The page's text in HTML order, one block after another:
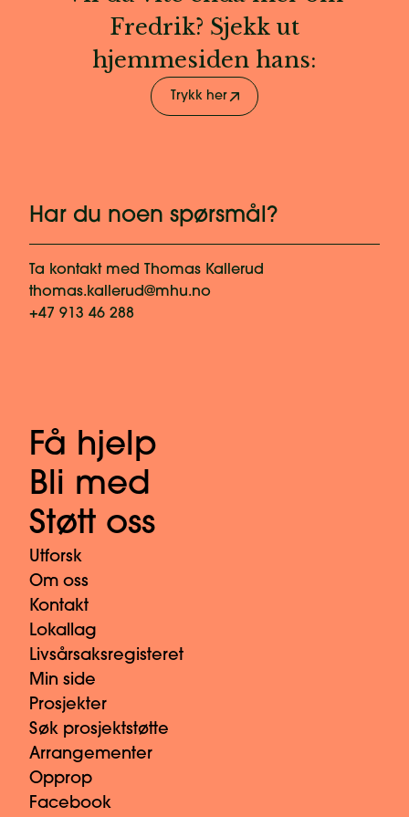
Fredrik? Sjekk ut
hjemmesiden hans:
Trykk her
Har du noen spørsmål?
Ta kontakt med
Thomas Kallerud
thomas.kallerud@mhu.no
+47 913 46 288
Få hjelp
Bli med
Støtt oss
Utforsk
Om oss
Kontakt
Lokallag
Livsårsaksregisteret
Min side
Prosjekter
Søk prosjektstøtte
Arrangementer
Opprop
Facebook